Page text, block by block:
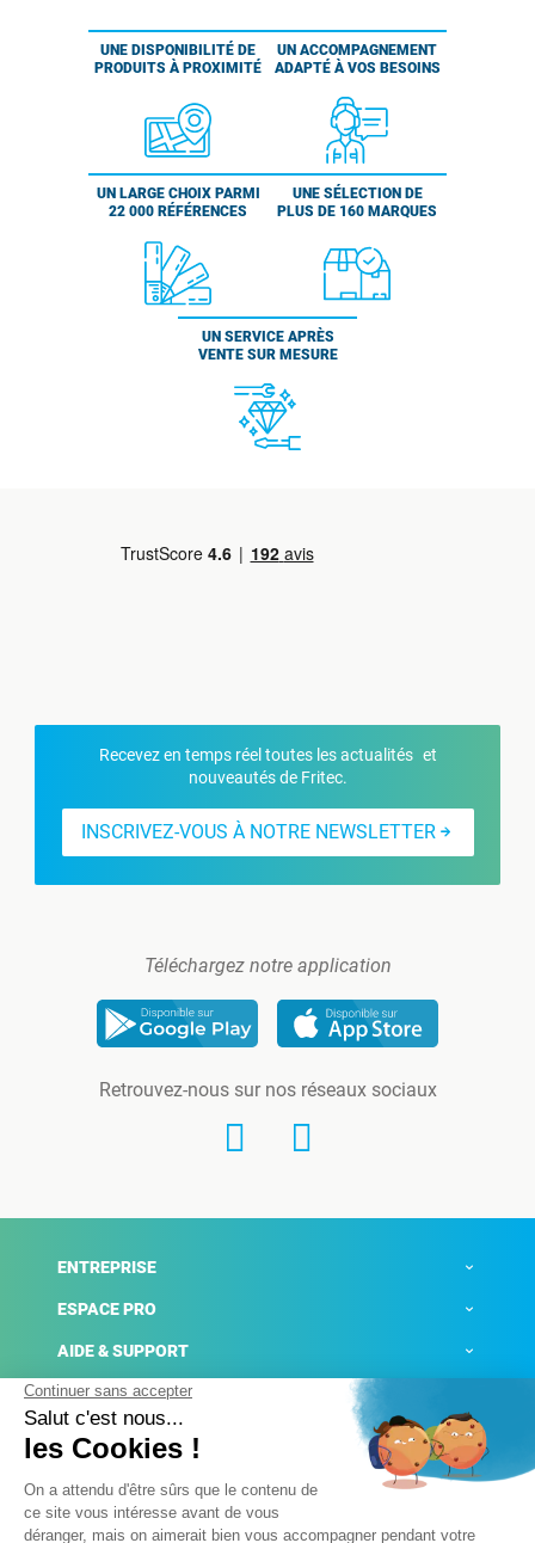
UNE DISPONIBILITÉ DE
PRODUITS À PROXIMITÉ
UN ACCOMPAGNEMENT
ADAPTÉ À VOS BESOINS
UN LARGE CHOIX PARMI
22 000 RÉFÉRENCES
UNE SÉLECTION DE
PLUS DE 160 MARQUES
UN SERVICE APRÈS
VENTE SUR MESURE
Recevez en temps réel toutes les actualités et
nouveautés de Fritec.
INSCRIVEZ-VOUS À NOTRE NEWSLETTER
Téléchargez notre application
Retrouvez-nous sur nos réseaux sociaux
ENTREPRISE
ESPACE PRO
AIDE & SUPPORT
ACTUALITÉS
Mentions légales